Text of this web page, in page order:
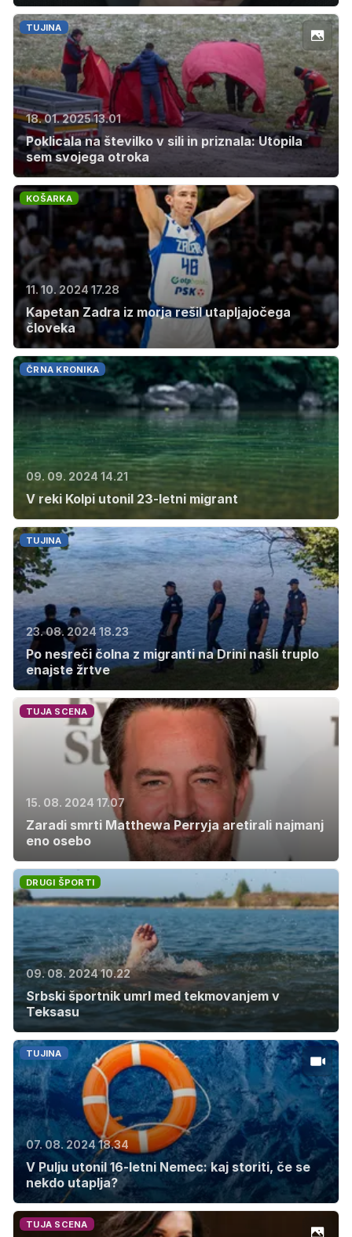
TUJINA
18. 01. 2025 13.01
Poklicala na številko v sili in priznala: Utopila
sem svojega otroka
KOŠARKA
11. 10. 2024 17.28
Kapetan Zadra iz morja rešil utapljajočega
človeka
ČRNA KRONIKA
09. 09. 2024 14.21
V reki Kolpi utonil 23-letni migrant
TUJINA
23. 08. 2024 18.23
Po nesreči čolna z migranti na Drini našli truplo
enajste žrtve
TUJA SCENA
15. 08. 2024 17.07
Zaradi smrti Matthewa Perryja aretirali najmanj
eno osebo
DRUGI ŠPORTI
09. 08. 2024 10.22
Srbski športnik umrl med tekmovanjem v
Teksasu
TUJINA
07. 08. 2024 18.34
V Pulju utonil 16-letni Nemec: kaj storiti, če se
nekdo utaplja?
TUJA SCENA